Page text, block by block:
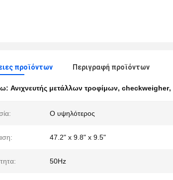
προϊόντων Περιγραφή προϊόντων
Ανιχνευτής μετάλλων τροφίμων, checkweigher,
Ο υψηλότερος
47.2" x 9.8" x 9.5"
50Hz